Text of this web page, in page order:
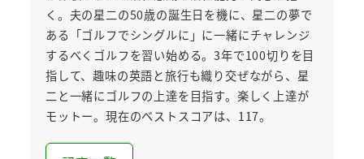
く。夫の星二の50歳の誕生日を機に、星二の夢で
ある「ゴルフでシングルに」に一緒にチャレンジ
するべくゴルフを習い始める。3年で100切りを目
指して、趣味の英語と旅行も織り交ぜながら、星
二と一緒にゴルフの上達を目指す。楽しく上達が
モットー。現在のベストスコアは、117。